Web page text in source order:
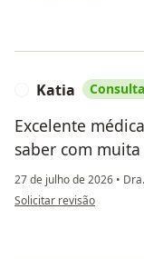
Katia
Excelente
saber com
27 de julho de 2026 •
na opinião do utilizador
Solicitar revisão